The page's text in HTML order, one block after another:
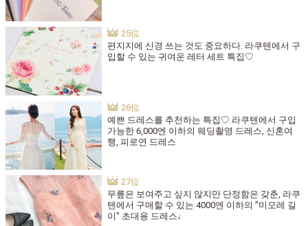
편지지에 신경 쓰는 것도 중요하다. 라쿠텐에서 구
입할 수 있는 귀여운 레터 세트 특집♡
예쁜 드레스를 추천하는 특집♡ 라쿠텐에서 구입
가능한 6,000엔 이하의 웨딩촬영 드레스, 신혼여
행, 피로연 드레스
무릎은 보여주고 싶지 않지만 단정함은 갖춘, 라쿠
텐에서 구매할 수 있는 4000엔 이하의 "미모레 길
이" 초대용 드레스♩